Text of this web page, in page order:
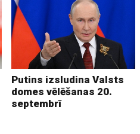
Putins izsludina Valsts
domes vēlēšanas 20.
septembrī